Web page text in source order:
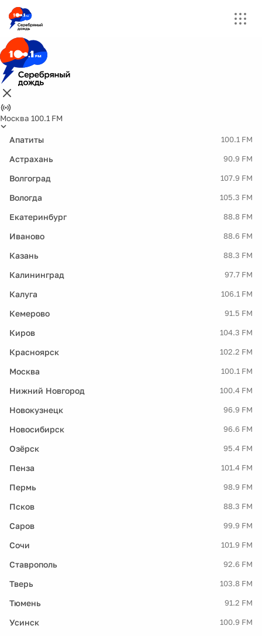
Москва 100.1 FM
Апатиты 100.1 FM
Астрахань 90.9 FM
Волгоград 107.9 FM
Вологда 105.3 FM
Екатеринбург 88.8 FM
Иваново 88.6 FM
Казань 88.3 FM
Калининград 97.7 FM
Калуга 106.1 FM
Кемерово 91.5 FM
Киров 104.3 FM
Красноярск 102.2 FM
Москва 100.1 FM
Нижний Новгород 100.4 FM
Новокузнецк 96.9 FM
Новосибирск 96.6 FM
Озёрск 95.4 FM
Пенза 101.4 FM
Пермь 98.9 FM
Псков 88.3 FM
Саров 99.9 FM
Сочи 101.9 FM
Ставрополь 92.6 FM
Тверь 103.8 FM
Тюмень 91.2 FM
Усинск 100.9 FM